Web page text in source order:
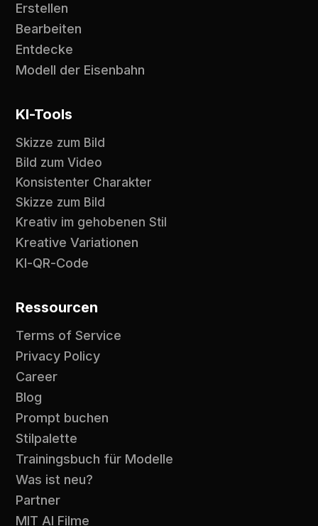
Erstellen
Bearbeiten
Entdecke
Modell der Eisenbahn
KI-Tools
Skizze zum Bild
Bild zum Video
Konsistenter Charakter
Skizze zum Bild
Kreativ im gehobenen Stil
Kreative Variationen
KI-QR-Code
Ressourcen
Terms of Service
Privacy Policy
Career
Blog
Prompt buchen
Stilpalette
Trainingsbuch für Modelle
Was ist neu?
Partner
MIT AI Filme